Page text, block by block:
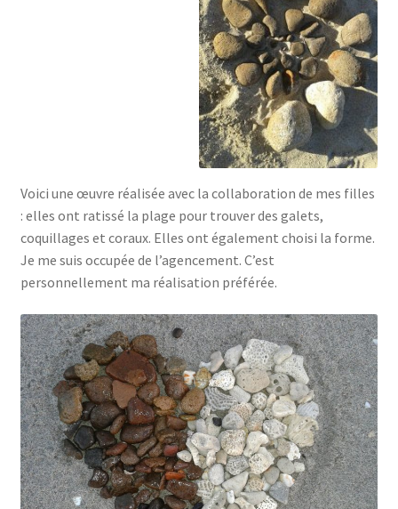
Voici une œuvre réalisée avec la collaboration de mes filles
: elles ont ratissé la plage pour trouver des galets,
coquillages et coraux. Elles ont également choisi la forme.
Je me suis occupée de l’agencement. C’est
personnellement ma réalisation préférée.